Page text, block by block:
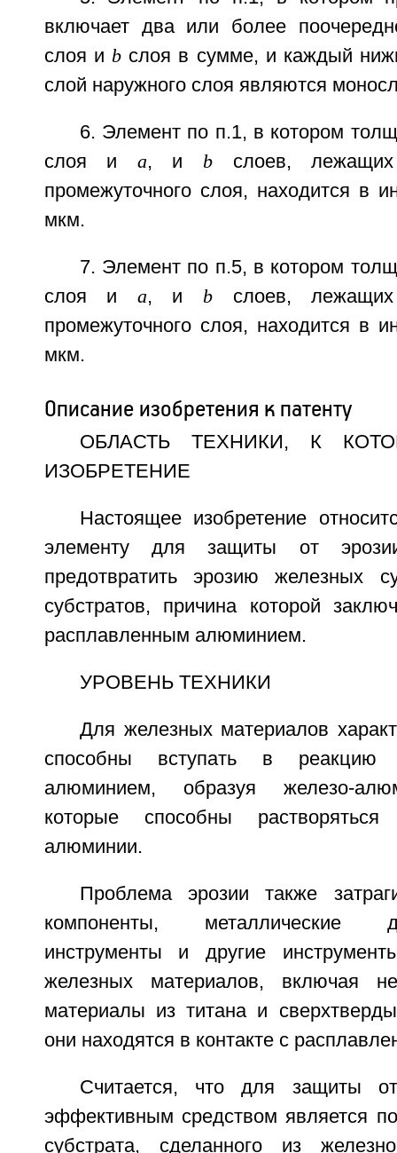
включает два или более
слоя и b слоя в сумме, и каждый
слой наружного слоя являются
6. Элемент по п.1, в котором
слоя и а, и b слоев,
промежуточного слоя, находится в
мкм.
7. Элемент по п.5, в котором
слоя и а, и b слоев,
промежуточного слоя, находится в
мкм.
Описание изобретения к патенту
ОБЛАСТЬ ТЕХНИКИ, К
ИЗОБРЕТЕНИЕ
Настоящее изобретение
элементу для защиты от
предотвратить эрозию железных
субстратов, причина которой
расплавленным алюминием.
УРОВЕНЬ ТЕХНИКИ
Для железных материалов
способны вступать в реакцию
алюминием, образуя железо-
которые способны
алюминии.
Проблема эрозии также
компоненты, металлические
инструменты и другие
железных материалов, включая
материалы из титана и
они находятся в контакте с
Считается, что для защиты
эффективным средством является
субстрата, сделанного из